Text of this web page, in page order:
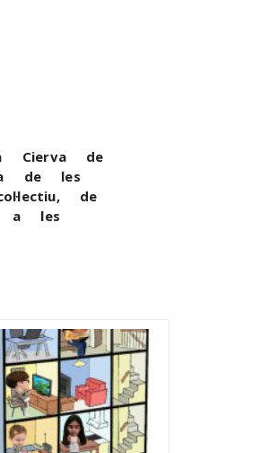
Cierva de
de les
de
a les